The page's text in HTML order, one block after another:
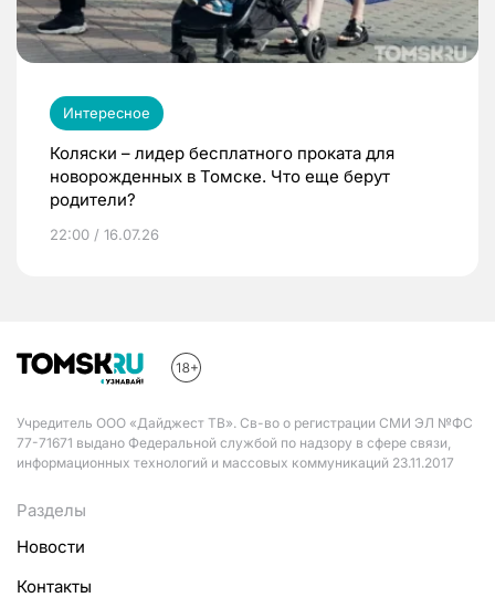
Интересное
Коляски – лидер бесплатного проката для
новорожденных в Томске. Что еще берут
родители?
22:00 / 16.07.26
Учредитель ООО «Дайджест ТВ». Св-во о регистрации СМИ ЭЛ №ФС
77-71671 выдано Федеральной службой по надзору в сфере связи,
информационных технологий и массовых коммуникаций 23.11.2017
Разделы
Новости
Контакты